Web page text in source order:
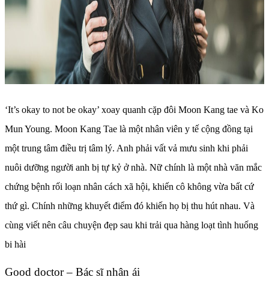
‘It’s okay to not be okay’ xoay quanh cặp đôi Moon Kang tae và Ko
Mun Young. Moon Kang Tae là một nhân viên y tế cộng đồng tại
một trung tâm điều trị tâm lý. Anh phải vất vả mưu sinh khi phải
nuôi dưỡng người anh bị tự kỷ ở nhà. Nữ chính là một nhà văn mắc
chứng bệnh rối loạn nhân cách xã hội, khiến cô không vừa bất cứ
thứ gì. Chính những khuyết điểm đó khiến họ bị thu hút nhau. Và
cùng viết nên câu chuyện đẹp sau khi trải qua hàng loạt tình huống
bi hài
Good doctor – Bác sĩ nhân ái